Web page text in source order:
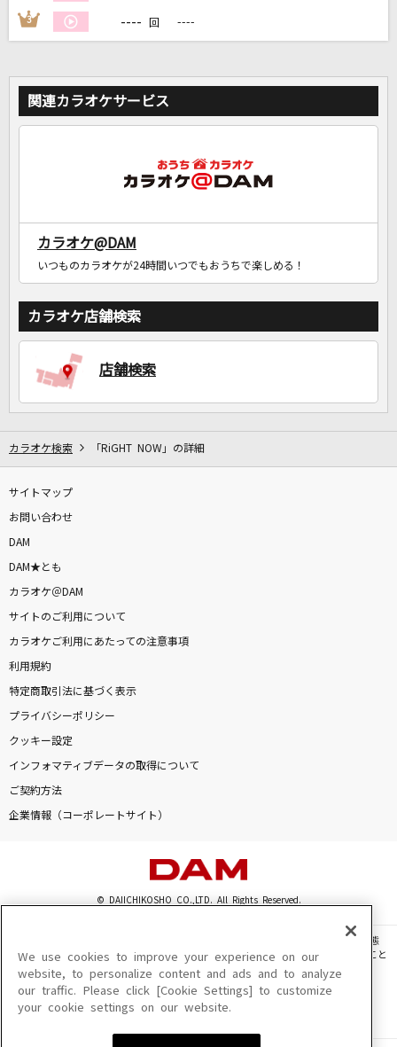
自宅でカラオケ歌い放題！
3 ---- 回 ----
関連カラオケサービス
カラオケ@DAM
いつものカラオケが24時間いつでもおうちで楽しめる！
カラオケ店舗検索
店舗検索
カラオケ検索 「RiGHT NOW」の詳細
サイトマップ
お問い合わせ
DAM
DAM★とも
カラオケ＠DAM
サイトのご利用について
カラオケご利用にあたっての注意事項
利用規約
特定商取引法に基づく表示
プライバシーポリシー
クッキー設定
インフォマティブデータの取得について
ご契約方法
企業情報（コーポレートサイト）
© DAIICHIKOSHO CO.,LTD. All Rights Reserved.
このサイトに掲載されている一切の文章・画像・写真・動画・音声等を、手段や形態
を問わず、著作権法の定める範囲を超えて無断で複製、転載、ファイル化などすること
を禁じます。
楽曲及びコンテンツは、機種によりご利用いただけない場合があります。
楽曲及びコンテンツの配信日、配信内容が変更になる場合があります。
We use cookies to improve your experience on our
website, to personalize content and ads and to analyze
our traffic. Please click [Cookie Settings] to customize
your cookie settings on our website.